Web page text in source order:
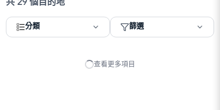
共 29 個目的地
分類 篩選
查看更多項目